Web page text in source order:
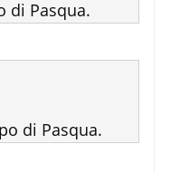
di Pasqua.
di Pasqua.